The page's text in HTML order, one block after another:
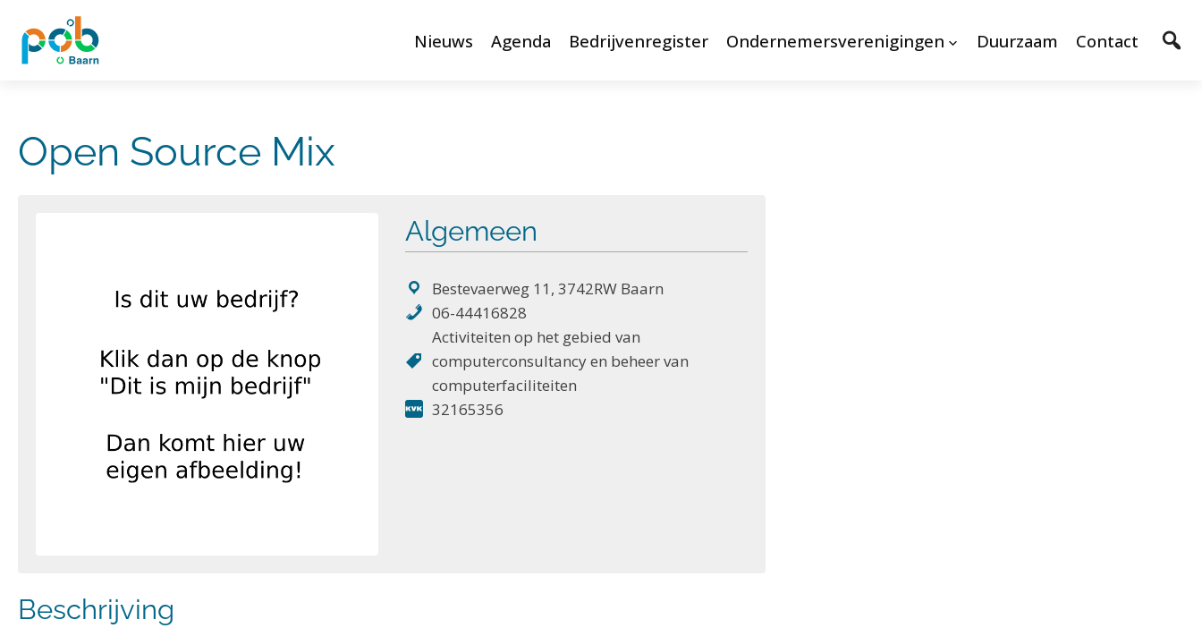
Nieuws Agenda Bedrijvenregister Ondernemersverenigingen Duurzaam Contact
Open Source Mix
Algemeen
Bestevaerweg 11, 3742RW Baarn
06-44416828
Activiteiten op het gebied van
computerconsultancy en beheer van
computerfaciliteiten
32165356
Beschrijving